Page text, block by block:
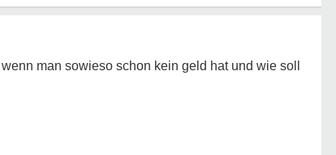
man sowieso schon kein geld hat und wie soll